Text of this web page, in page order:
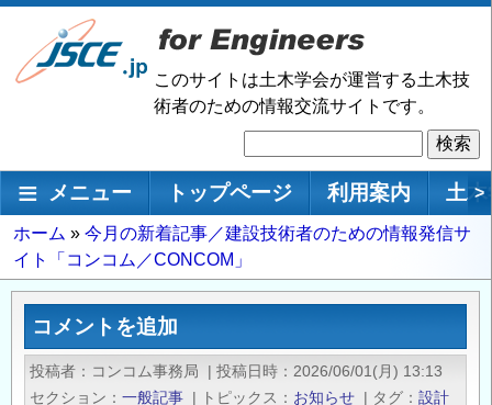
メ
ン
動
このサイトは土木学会が運営する土木技
術者のための情報交流サイトです。
索
メインナビゲーション
メニュー トップページ 利用案内 土 >
パ
ン
く
ホーム
今月の新着記事／建設技術者のための情報発信サ
イト「コンコム／CONCOM」
コメントを追加
投稿者 コンコム事務局 | 投稿日時
2026/06/01(月) 13:13
セクション
一般記事 | トピックス お知らせ | タグ
設計